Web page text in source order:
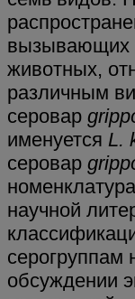
вызывающих
животных,
различным
серовар
именуется L.
серовар
научной
серогруппам
обсуждении